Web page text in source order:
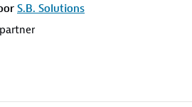
S.B. Solutions